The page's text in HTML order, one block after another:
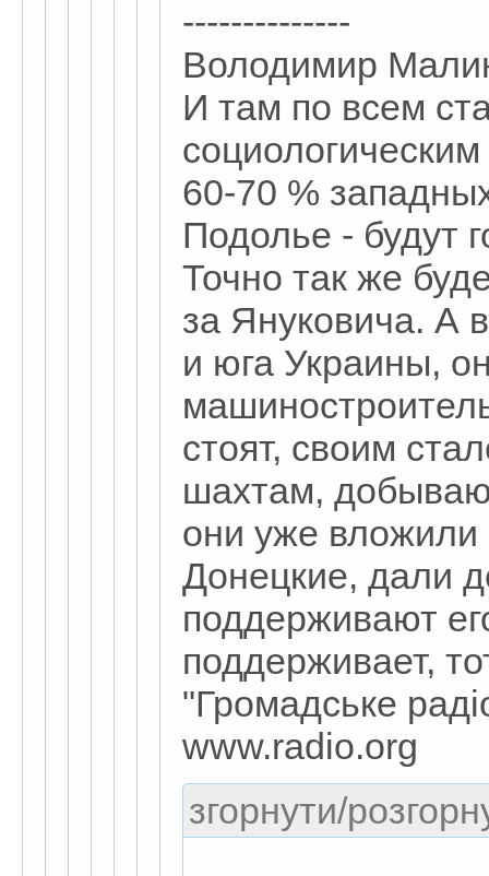
--------------
Володимир
И там по всем
60-70 %
Подолье - будут
Точно так же
за Януковича. А
и юга Украины,
стоят, своим
шахтам,
они уже вложили
Донецкие, дали
поддерживают
поддерживает,
"Громадське
www.radio.org
згорнути/